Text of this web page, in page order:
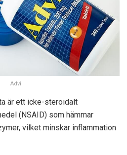
Advil
är ett icke-steroidalt
(NSAID) som hämmar
vilket minskar inflammation